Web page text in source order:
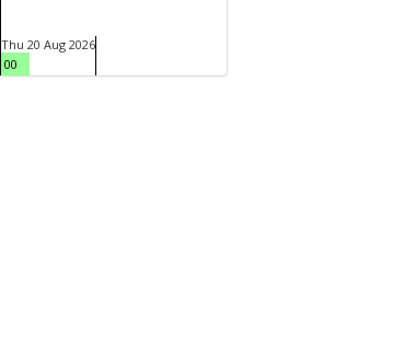
Thu 20 Aug 2026
00